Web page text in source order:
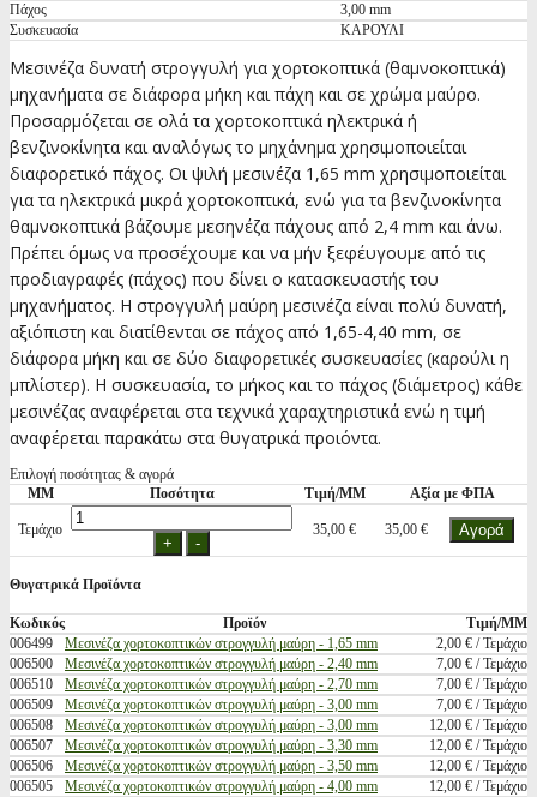
Πάχος
3,00 mm
Συσκευασία
ΚΑΡΟΥΛΙ
Μεσινέζα δυνατή στρογγυλή για χορτοκοπτικά (θαμνοκοπτικά)
μηχανήματα σε διάφορα μήκη και πάχη και σε χρώμα μαύρο.
Προσαρμόζεται σε ολά τα χορτοκοπτικά ηλεκτρικά ή
βενζινοκίνητα και αναλόγως το μηχάνημα χρησιμοποιείται
διαφορετικό πάχος. Οι ψιλή μεσινέζα 1,65 mm χρησιμοποιείται
για τα ηλεκτρικά μικρά χορτοκοπτικά, ενώ για τα βενζινοκίνητα
θαμνοκοπτικά βάζουμε μεσηνέζα πάχους από 2,4 mm και άνω.
Πρέπει όμως να προσέχουμε και να μήν ξεφέυγουμε από τις
προδιαγραφές (πάχος) που δίνει ο κατασκευαστής του
μηχανήματος. Η στρογγυλή μαύρη μεσινέζα είναι πολύ δυνατή,
αξιόπιστη και διατίθενται σε πάχος από 1,65-4,40 mm, σε
διάφορα μήκη και σε δύο διαφορετικές συσκευασίες (καρούλι η
μπλίστερ). H συσκευασία, το μήκος και το πάχος (διάμετρος) κάθε
μεσινέζας αναφέρεται στα τεχνικά χαραχτηριστικά ενώ η τιμή
αναφέρεται παρακάτω στα θυγατρικά προιόντα.
Επιλογή ποσότητας & αγορά
ΜΜ
Ποσότητα Τιμή/ΜΜ Αξία με ΦΠΑ
Τεμάχιο 35,00 € 35,00 €
Θυγατρικά Προϊόντα
Κωδικός Προϊόν
Τιμή/ΜΜ
006499
Μεσινέζα χορτοκοπτικών στρογγυλή μαύρη - 1,65 mm
2,00 € / Τεμάχιο
006500
Μεσινέζα χορτοκοπτικών στρογγυλή μαύρη - 2,40 mm
7,00 € / Τεμάχιο
006510
Μεσινέζα χορτοκοπτικών στρογγυλή μαύρη - 2,70 mm
7,00 € / Τεμάχιο
006509
Μεσινέζα χορτοκοπτικών στρογγυλή μαύρη - 3,00 mm
7,00 € / Τεμάχιο
006508
Μεσινέζα χορτοκοπτικών στρογγυλή μαύρη - 3,00 mm
12,00 € / Τεμάχιο
006507
Μεσινέζα χορτοκοπτικών στρογγυλή μαύρη - 3,30 mm
12,00 € / Τεμάχιο
006506
Μεσινέζα χορτοκοπτικών στρογγυλή μαύρη - 3,50 mm
12,00 € / Τεμάχιο
006505
Μεσινέζα χορτοκοπτικών στρογγυλή μαύρη - 4,00 mm
12,00 € / Τεμάχιο